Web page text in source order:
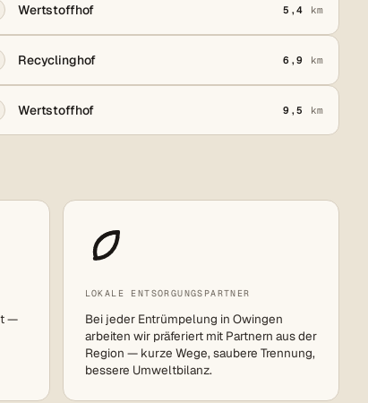
Wertstoffhof 5,4 km
Recyclinghof 6,9 km
Wertstoffhof 9,5 km
—
LOKALE ENTSORGUNGSPARTNER
Bei jeder Entrümpelung in Owingen
arbeiten wir präferiert mit Partnern aus der
Region — kurze Wege, saubere Trennung,
bessere Umweltbilanz.